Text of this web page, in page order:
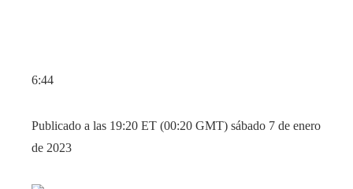
6:44
Publicado a las 19:20 ET (00:20 GMT) sábado 7 de enero
de 2023